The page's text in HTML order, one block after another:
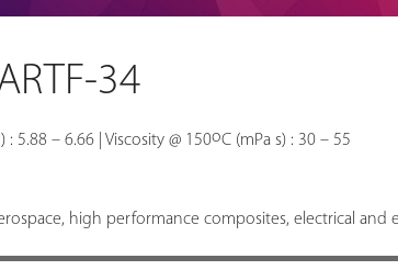
34
5.88 – 6.66 | Viscosity @ 150oC (mPa s) : 30 – 55
high performance composites, electrical and